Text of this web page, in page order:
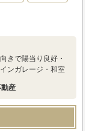
きで陽当り良好・
ンガレージ・和室
産